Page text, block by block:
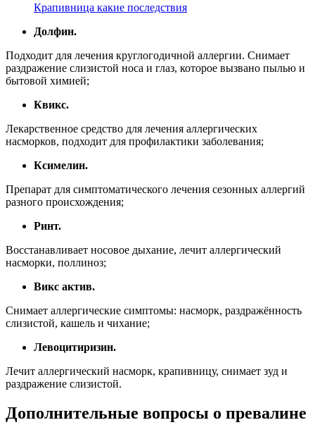
Крапивница какие последствия
Долфин.
Подходит для лечения круглогодичной аллергии. Снимает
раздражение слизистой носа и глаз, которое вызвано пылью и
бытовой химией;
Квикс.
Лекарственное средство для лечения аллергических
насморков, подходит для профилактики заболевания;
Ксимелин.
Препарат для симптоматического лечения сезонных аллергий
разного происхождения;
Ринт.
Восстанавливает носовое дыхание, лечит аллергический
насморки, поллиноз;
Викс актив.
Снимает аллергические симптомы: насморк, раздражённость
слизистой, кашель и чихание;
Левоцитиризин.
Лечит аллергический насморк, крапивницу, снимает зуд и
раздражение слизистой.
Дополнительные вопросы о превалине